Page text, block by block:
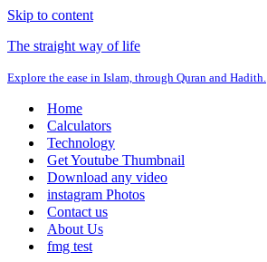
Skip to content
The straight way of life
Explore the ease in Islam, through Quran and Hadith.
Home
Calculators
Technology
Get Youtube Thumbnail
Download any video
instagram Photos
Contact us
About Us
fmg test